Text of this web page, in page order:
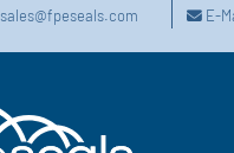
sales@fpeseals.com
E-